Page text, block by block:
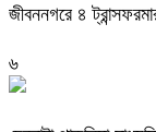
জীবননগরে ৪
৬